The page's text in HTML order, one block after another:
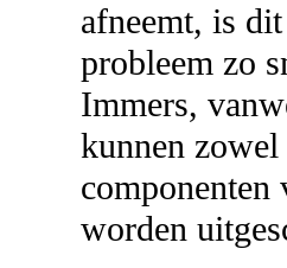
afneemt, is
probleem zo
Immers,
kunnen zowel
componenten
worden